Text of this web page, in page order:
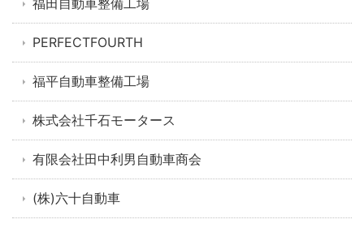
福田自動車整備工場
PERFECTFOURTH
福平自動車整備工場
株式会社千石モータース
有限会社田中利男自動車商会
(株)六十自動車